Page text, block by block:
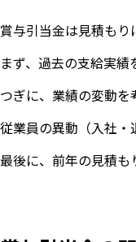
賞与引当金は見積も
まず、過去の支給実
つぎに、業績の変動
従業員の異動（入社
最後に、前年の見積